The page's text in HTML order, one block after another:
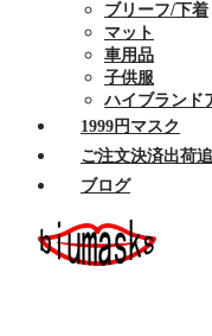
ブリーフ/下着
マット
車用品
子供服
ハイブランド
1999円マスク
ご注文決済出荷
ブログ